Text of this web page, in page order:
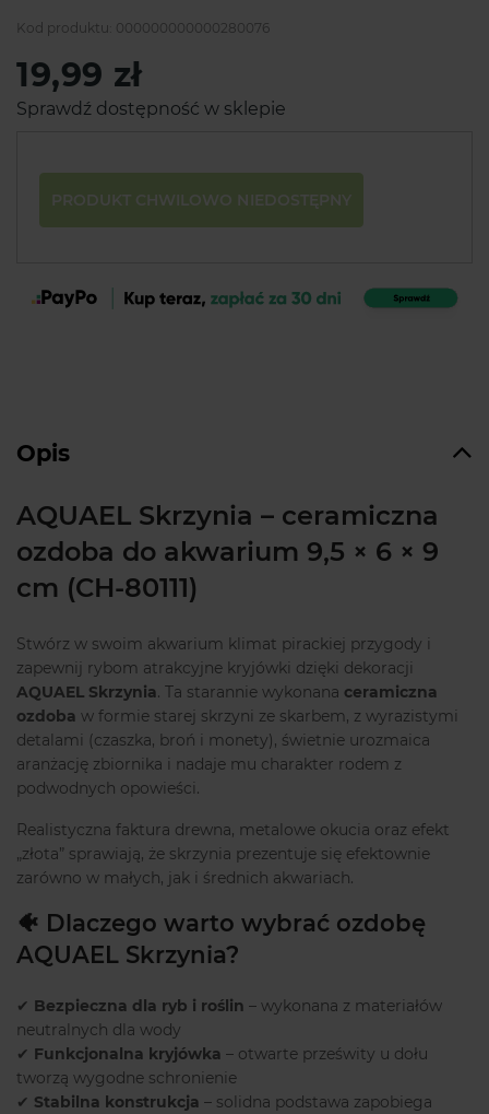
Kod produktu: 000000000000280076
19,99 zł
Sprawdź dostępność w sklepie
PRODUKT CHWILOWO NIEDOSTĘPNY
Opis
AQUAEL Skrzynia – ceramiczna
ozdoba do akwarium 9,5 × 6 × 9
cm (CH-80111)
Stwórz w swoim akwarium klimat pirackiej przygody i
zapewnij rybom atrakcyjne kryjówki dzięki dekoracji
AQUAEL Skrzynia. Ta starannie wykonana ceramiczna
ozdoba w formie starej skrzyni ze skarbem, z wyrazistymi
detalami (czaszka, broń i monety), świetnie urozmaica
aranżację zbiornika i nadaje mu charakter rodem z
podwodnych opowieści.
Realistyczna faktura drewna, metalowe okucia oraz efekt
„złota” sprawiają, że skrzynia prezentuje się efektownie
zarówno w małych, jak i średnich akwariach.
🐠 Dlaczego warto wybrać ozdobę
AQUAEL Skrzynia?
✔ Bezpieczna dla ryb i roślin – wykonana z materiałów
neutralnych dla wody
✔ Funkcjonalna kryjówka – otwarte prześwity u dołu
tworzą wygodne schronienie
✔ Stabilna konstrukcja – solidna podstawa zapobiega